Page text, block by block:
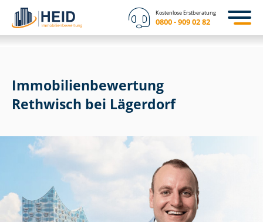
Kostenlose Erstberatung
0800 - 909 02 82
Immobilien­bewertung
Rethwisch bei Lägerdorf